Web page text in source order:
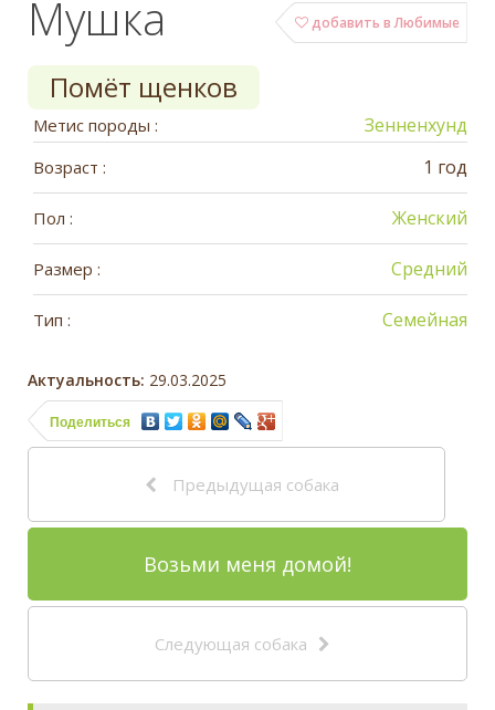
добавить в Любимые
Мушка
Помёт щенков
Метис породы : Зенненхунд
Возраст : 1 год
Пол : Женский
Размер : Средний
Тип : Семейная
Актуальность: 29.03.2025
Поделиться
Предыдущая собака
Возьми меня домой!
Следующая собака